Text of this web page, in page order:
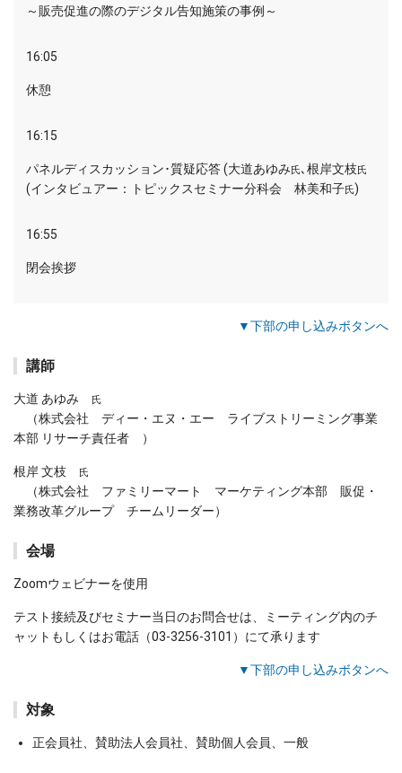
～販売促進の際のデジタル告知施策の事例～
16:05
休憩
16:15
パネルディスカッション･質疑応答 (大道あゆみ氏､根岸文枝氏
(インタビュアー：トピックスセミナー分科会 林美和子氏)
16:55
閉会挨拶
▼下部の申し込みボタンへ
講師
大道 あゆみ 氏
（株式会社 ディー・エヌ・エー ライブストリーミング事業
本部 リサーチ責任者 ）
根岸 文枝 氏
（株式会社 ファミリーマート マーケティング本部 販促・
業務改革グループ チームリーダー）
会場
Zoomウェビナーを使用
テスト接続及びセミナー当日のお問合せは、ミーティング内のチ
ャットもしくはお電話（03-3256-3101）にて承ります
▼下部の申し込みボタンへ
対象
正会員社、賛助法人会員社、賛助個人会員、一般